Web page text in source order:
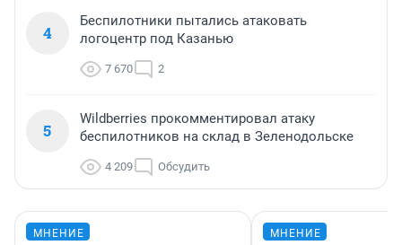
4
Беспилотники пытались атаковать
логоцентр под Казанью
7 670 2
5
Wildberries прокомментировал атаку
беспилотников на склад в Зеленодольске
4 209 Обсудить
МНЕНИЕ МНЕНИЕ